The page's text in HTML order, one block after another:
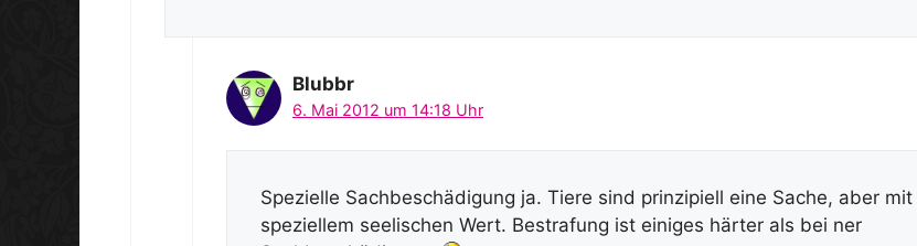
Blubbr
6. Mai 2012 um 14:18 Uhr
Spezielle Sachbeschädigung ja. Tiere sind prinzipiell eine Sache, aber mit
speziellem seelischen Wert. Bestrafung ist einiges härter als bei ner